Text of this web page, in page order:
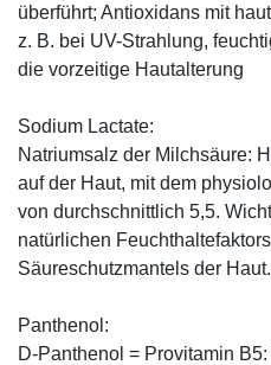
überführt; Antioxidans mit
z. B. bei UV-Strahlung,
die vorzeitige Hautalterung
Sodium Lactate:
Natriumsalz der Milchsäure:
auf der Haut, mit dem
von durchschnittlich 5,5.
natürlichen
Säureschutzmantels der Haut.
Panthenol:
D-Panthenol = Provitamin